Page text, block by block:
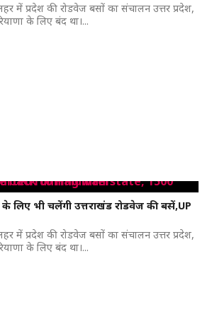
लहर में प्रदेश की रोडवेज बसों का संचालन उत्तर प्रदेश,
के लिए बंद था।...
लिए भी चलेंगी उत्तराखंड रोडवेज की बसें,UP
लहर में प्रदेश की रोडवेज बसों का संचालन उत्तर प्रदेश,
के लिए बंद था।...